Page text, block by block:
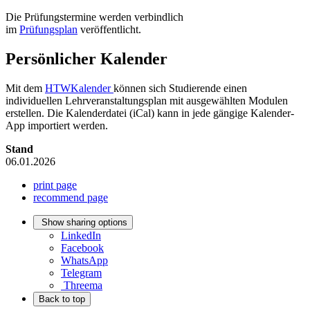
Die Prüfungstermine werden verbindlich
im Prüfungsplan veröffentlicht.
Persönlicher Kalender
Mit dem HTWKalenderkönnen sich Studierende einen
individuellen Lehrveranstaltungsplan mit ausgewählten Modulen
erstellen. Die Kalenderdatei (iCal) kann in jede gängige Kalender-
App importiert werden.
Stand
06.01.2026
print page
recommend page
Show sharing options
LinkedIn
Facebook
WhatsApp
Telegram
Threema
Back to top